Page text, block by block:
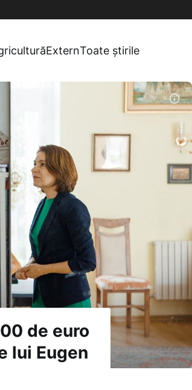
ExternToate știrile
de euro
lui Eugen